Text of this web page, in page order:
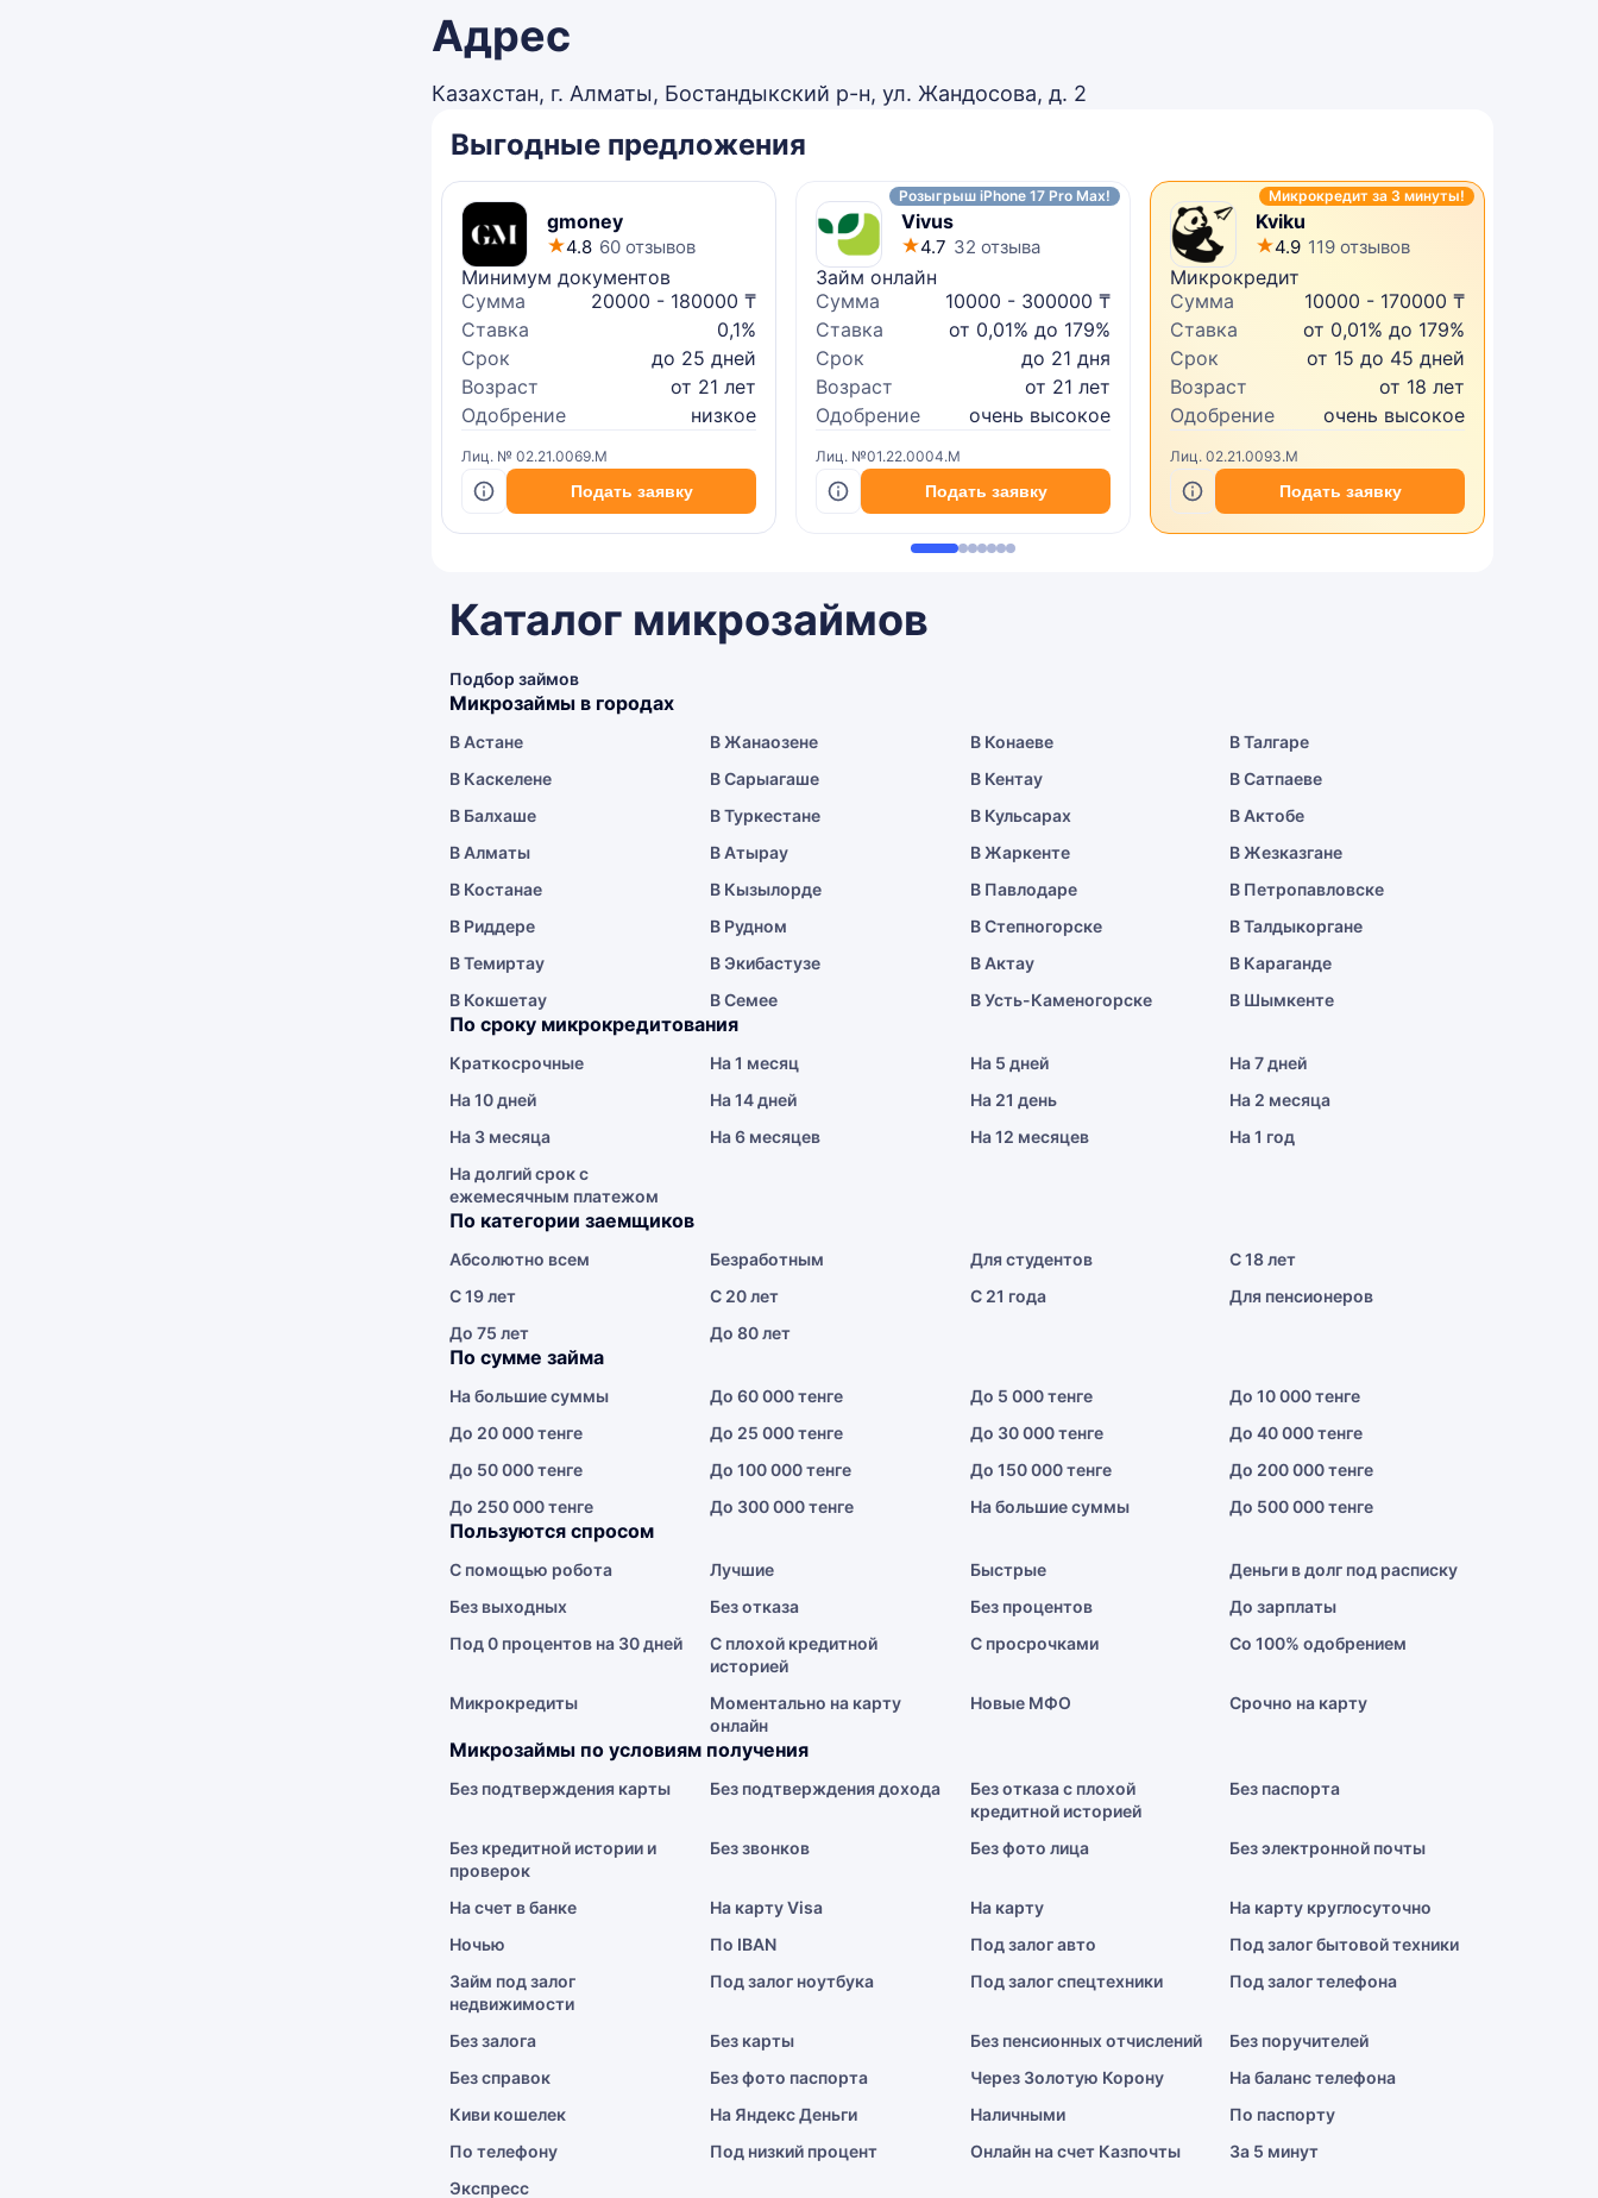
Адрес
Казахстан, г. Алматы, Бостандыкский р-н, ул. Жандосова, д. 2
Выгодные предложения
gmoney
4.8 60 отзывов
Минимум документов
Сумма
20000 - 180000 ₸
Ставка
0,1%
Срок
до 25 дней
Возраст
от 21 лет
Одобрение
низкое
Лиц. № 02.21.0069.M
Подать заявку
Розыгрыш iPhone 17 Pro Max!
Vivus
4.7 32 отзыва
Займ онлайн
Сумма
10000 - 300000 ₸
Ставка
от 0,01% до 179%
Срок
до 21 дня
Возраст
от 21 лет
Одобрение
очень высокое
Лиц. №01.22.0004.M
Подать заявку
Микрокредит за 3 минуты!
Kviku
4.9 119 отзывов
Микрокредит
Сумма
10000 - 170000 ₸
Ставка
от 0,01% до 179%
Срок
от 15 до 45 дней
Возраст
от 18 лет
Одобрение
очень высокое
Лиц. 02.21.0093.M
Подать заявку
Каталог микрозаймов
Подбор займов
Микрозаймы в городах
В Астане В Жанаозене В Конаеве
В Талгаре
В Каскелене
В Сарыагаше В Кентау
В Сатпаеве
В Балхаше
В Туркестане В Кульсарах
В Актобе
В Алматы
В Атырау В Жаркенте
В Жезказгане
В Костанае
В Кызылорде В Павлодаре
В Петропавловске
В Риддере
В Рудном В Степногорске
В Талдыкоргане
В Темиртау
В Экибастузе В Актау
В Караганде
В Кокшетау
В Семее В Усть-Каменогорске В Шымкенте
По сроку микрокредитования
Краткосрочные На 1 месяц На 5 дней
На 7 дней
На 10 дней
На 14 дней На 21 день
На 2 месяца
На 3 месяца
На 6 месяцев На 12 месяцев
На 1 год
На долгий срок с
ежемесячным платежом
По категории заемщиков
Абсолютно всем Безработным Для студентов
С 18 лет
С 19 лет
С 20 лет С 21 года
Для пенсионеров
До 75 лет
До 80 лет
По сумме займа
На большие суммы До 60 000 тенге До 5 000 тенге
До 10 000 тенге
До 20 000 тенге
До 25 000 тенге До 30 000 тенге
До 40 000 тенге
До 50 000 тенге
До 100 000 тенге До 150 000 тенге
До 200 000 тенге
До 250 000 тенге
До 300 000 тенге На большие суммы До 500 000 тенге
Пользуются спросом
С помощью робота Лучшие Быстрые
Деньги в долг под расписку
Без выходных
Без отказа Без процентов
До зарплаты
Под 0 процентов на 30 дней
С плохой кредитной
историей
С просрочками Со 100% одобрением
Микрокредиты
Моментально на карту
онлайн
Новые МФО Срочно на карту
Микрозаймы по условиям получения
Без подтверждения карты Без подтверждения дохода
Без отказа с плохой
кредитной историей
Без паспорта
Без кредитной истории и
проверок
Без звонков Без фото лица Без электронной почты
На счет в банке На карту Visa На карту
На карту круглосуточно
Ночью
По IBAN Под залог авто
Под залог бытовой техники
Займ под залог
недвижимости
Под залог ноутбука Под залог спецтехники Под залог телефона
Без залога Без карты Без пенсионных отчислений
Без поручителей
Без справок
Без фото паспорта Через Золотую Корону
На баланс телефона
Киви кошелек
На Яндекс Деньги Наличными
По паспорту
По телефону
Под низкий процент Онлайн на счет Казпочты
За 5 минут
Экспресс